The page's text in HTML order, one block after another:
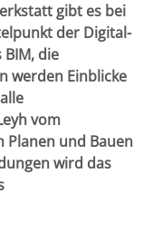
gibt es bei
der Digital-
die
werden Einblicke
vom
und Bauen
wird das